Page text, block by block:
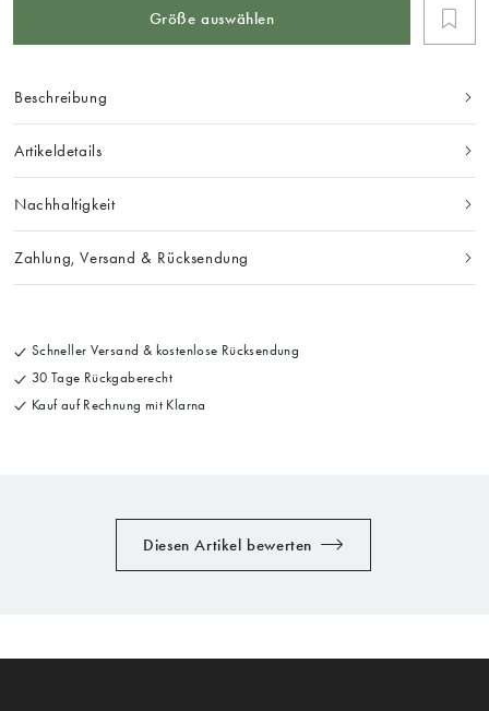
Größe auswählen
Beschreibung
Artikeldetails
Nachhaltigkeit
Zahlung, Versand & Rücksendung
Schneller Versand & kostenlose Rücksendung
30 Tage Rückgaberecht
Kauf auf Rechnung mit Klarna
Diesen Artikel bewerten